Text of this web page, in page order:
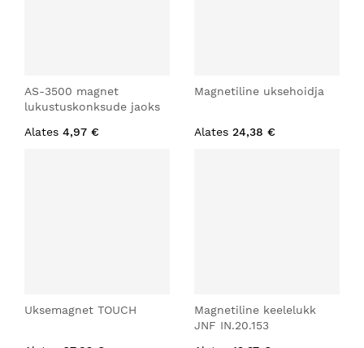
AS-3500 magnet
lukustuskonksude jaoks
Alates 4,97 €
Magnetiline uksehoidja
Alates 24,38 €
Uksemagnet TOUCH
Magnetiline keelelukk
JNF IN.20.153